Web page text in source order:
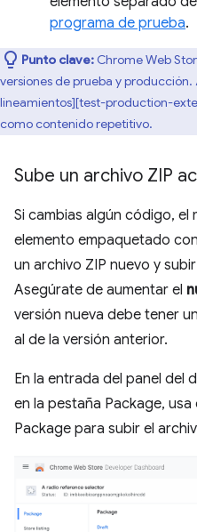
programa de prueba.
Punto clave: Chrome Web
versiones de prueba y
lineamientos][test-production-
como contenido repetitivo.
Sube un archivo ZIP
Si cambias algún código,
elemento empaquetado
un archivo ZIP nuevo y
Asegúrate de aumentar el
versión nueva debe tener
al de la versión anterior.
En la entrada del panel del
en la pestaña Package,
Package para subir el